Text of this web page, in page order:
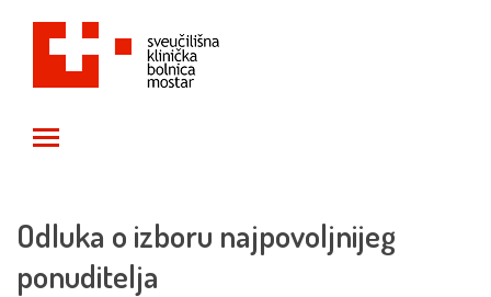
Odluka o izboru najpovoljnijeg
ponuditelja